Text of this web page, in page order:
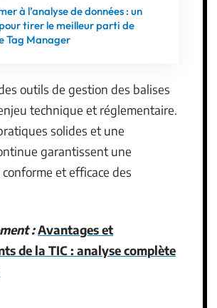
à l’analyse de données : un
tirer le meilleur parti de
Tag Manager
outils de gestion des balises
technique et réglementaire.
solides et une
garantissent une
et efficace des
:Avantages et
de la TIC : analyse complète